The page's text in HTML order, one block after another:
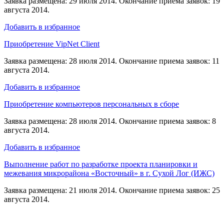
августа 2014.
Добавить в избранное
Приобретение VipNet Client
Заявка размещена: 28 июля 2014. Окончание приема заявок: 11
августа 2014.
Добавить в избранное
Приобретение компьютеров персональных в сборе
Заявка размещена: 28 июля 2014. Окончание приема заявок: 8
августа 2014.
Добавить в избранное
Выполнение работ по разработке проекта планировки и
межевания микрорайона «Восточный» в г. Сухой Лог (ИЖС)
Заявка размещена: 21 июля 2014. Окончание приема заявок: 25
августа 2014.